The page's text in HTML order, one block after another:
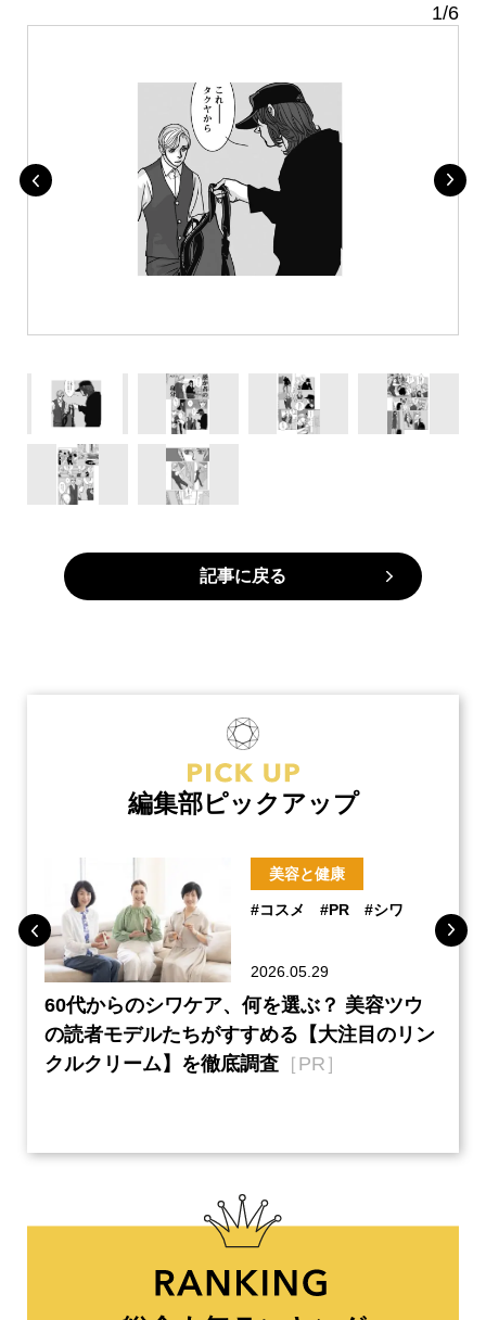
1/6
記事に戻る
編集部ピックアップ
美容と健康
#コスメ #PR #シワ
2026.05.29
60代からのシワケア、何を選ぶ？ 美容ツウ
の読者モデルたちがすすめる【大注目のリン
クルクリーム】を徹底調査 ［PR］